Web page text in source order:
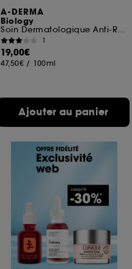
A-DERMA
Biology
Soin Dermatologique Anti-Rougeurs
1
19,00€
47,50€ / 100ml
Ajouter au panier